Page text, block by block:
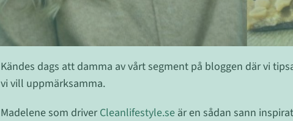
Kändes dags att damma av vårt segment på bloggen där vi
vi vill uppmärksamma.
Madelene som driverCleanlifestyle.se är en sådan sann